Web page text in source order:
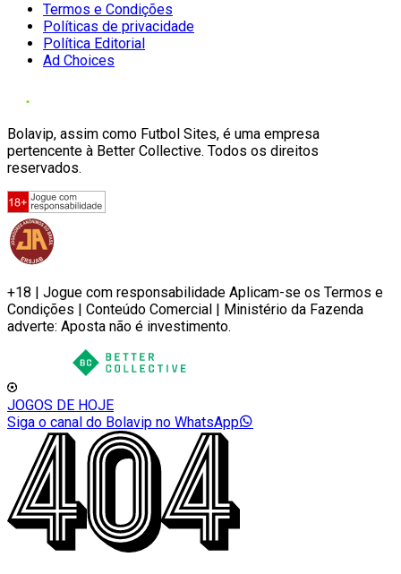
Termos e Condições
Políticas de privacidade
Política Editorial
Ad Choices
Bolavip, assim como Futbol Sites, é uma empresa
pertencente à Better Collective. Todos os direitos
reservados.
+18 | Jogue com responsabilidade Aplicam-se os Termos e
Condições | Conteúdo Comercial | Ministério da Fazenda
adverte: Aposta não é investimento.
JOGOS DE HOJE
Siga o canal do Bolavip no WhatsApp